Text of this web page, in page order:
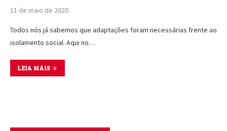
11 de maio de 2020
Todos nós já sabemos que adaptações foram necessárias frente ao
isolamento social. Aqui no…
LEIA MAIS